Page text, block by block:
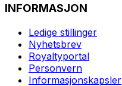
INFORMASJON
Ledige stillinger
Nyhetsbrev
Royaltyportal
Personvern
Informasjonskapsler